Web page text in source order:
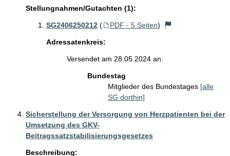
Stellungnahmen/Gutachten (1):
SG2406250212 ( PDF - 5 Seiten)
Adressatenkreis:
Versendet am 28.05.2024 an:
Bundestag
Mitglieder des Bundestages [alle
SG dorthin]
Sicherstellung der Versorgung von Herzpatienten bei der
Umsetzung des GKV-
Beitragssatzstabilisierungsgesetzes
Beschreibung: